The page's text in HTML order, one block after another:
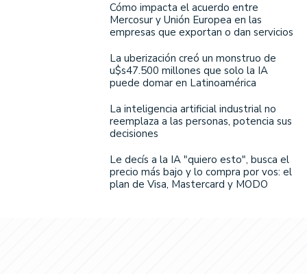
Cómo impacta el acuerdo entre
Mercosur y Unión Europea en las
empresas que exportan o dan servicios
La uberización creó un monstruo de
u$s47.500 millones que solo la IA
puede domar en Latinoamérica
La inteligencia artificial industrial no
reemplaza a las personas, potencia sus
decisiones
Le decís a la IA "quiero esto", busca el
precio más bajo y lo compra por vos: el
plan de Visa, Mastercard y MODO